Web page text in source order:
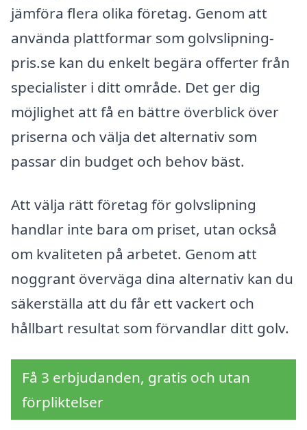
jämföra flera olika företag. Genom att
använda plattformar som golvslipning-
pris.se kan du enkelt begära offerter från
specialister i ditt område. Det ger dig
möjlighet att få en bättre överblick över
priserna och välja det alternativ som
passar din budget och behov bäst.
Att välja rätt företag för golvslipning
handlar inte bara om priset, utan också
om kvaliteten på arbetet. Genom att
noggrant överväga dina alternativ kan du
säkerställa att du får ett vackert och
hållbart resultat som förvandlar ditt golv.
Få 3 erbjudanden, gratis och utan
förpliktelser